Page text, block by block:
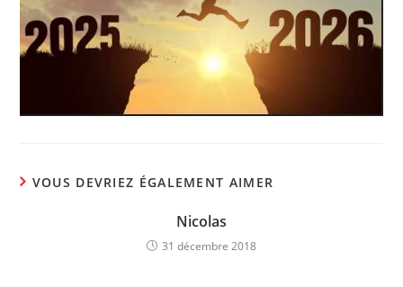
VOUS DEVRIEZ ÉGALEMENT AIMER
Nicolas
31 décembre 2018